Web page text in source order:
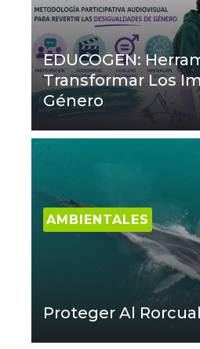
EDUCOGEN:
Transformar Los
Género
AMBIENTALES
Proteger Al